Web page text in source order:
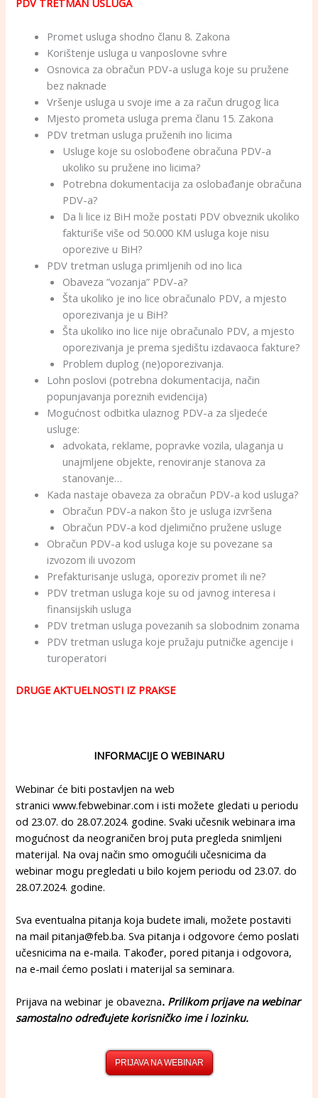
PDV TRETMAN USLUGA
Promet usluga shodno članu 8. Zakona
Korištenje usluga u vanposlovne svhre
Osnovica za obračun PDV-a usluga koje su pružene
bez naknade
Vršenje usluga u svoje ime a za račun drugog lica
Mjesto prometa usluga prema članu 15. Zakona
PDV tretman usluga pruženih ino licima
Usluge koje su oslobođene obračuna PDV-a
ukoliko su pružene ino licima?
Potrebna dokumentacija za oslobađanje obračuna
PDV-a?
Da li lice iz BiH može postati PDV obveznik ukoliko
fakturiše više od 50.000 KM usluga koje nisu
oporezive u BiH?
PDV tretman usluga primljenih od ino lica
Obaveza ”vozanja” PDV-a?
Šta ukoliko je ino lice obračunalo PDV, a mjesto
oporezivanja je u BiH?
Šta ukoliko ino lice nije obračunalo PDV, a mjesto
oporezivanja je prema sjedištu izdavaoca fakture?
Problem duplog (ne)oporezivanja.
Lohn poslovi (potrebna dokumentacija, način
popunjavanja poreznih evidencija)
Mogućnost odbitka ulaznog PDV-a za sljedeće
usluge:
advokata, reklame, popravke vozila, ulaganja u
unajmljene objekte, renoviranje stanova za
stanovanje…
Kada nastaje obaveza za obračun PDV-a kod usluga?
Obračun PDV-a nakon što je usluga izvršena
Obračun PDV-a kod djelimično pružene usluge
Obračun PDV-a kod usluga koje su povezane sa
izvozom ili uvozom
Prefakturisanje usluga, oporeziv promet ili ne?
PDV tretman usluga koje su od javnog interesa i
finansijskih usluga
PDV tretman usluga povezanih sa slobodnim zonama
PDV tretman usluga koje pružaju putničke agencije i
turoperatori
DRUGE AKTUELNOSTI IZ PRAKSE
INFORMACIJE O WEBINARU
Webinar će biti postavljen na web
straniciwww.febwebinar.com i isti možete gledati u periodu
od 23.07. do 28.07.2024. godine. Svaki učesnik webinara ima
mogućnost da neograničen broj puta pregleda snimljeni
materijal. Na ovaj način smo omogućili učesnicima da
webinar mogu pregledati u bilo kojem periodu od 23.07. do
28.07.2024. godine.
Sva eventualna pitanja koja budete imali, možete postaviti
na mailpitanja@feb.ba. Sva pitanja i odgovore ćemo poslati
učesnicima na e-maila. Također, pored pitanja i odgovora,
na e-mail ćemo poslati i materijal sa seminara.
Prijava na webinar je obavezna. Prilikom prijave na webinar
samostalno određujete korisničko ime i lozinku.
PRIJAVA NA WEBINAR